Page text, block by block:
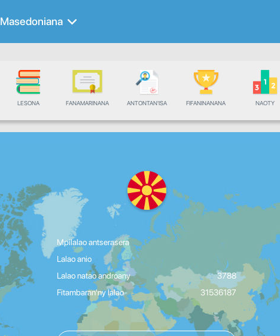
Masedoniana
LESONA FANAMARINANA ANTONTAN'ISA FIFANINANANA NAOTY
Mpilalao antserasera
Lalao anio
Lalao natao androany
3788
Fitambaran'ny lalao
31536187